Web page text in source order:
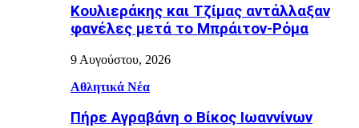
Κουλιεράκης και Τζίμας αντάλλαξαν
φανέλες μετά το Μπράιτον-Ρόμα
9 Αυγούστου, 2026
Αθλητικά Νέα
Πήρε Αγραβάνη ο Βίκος Ιωαννίνων